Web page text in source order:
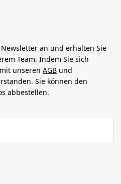
an und erhalten Sie
Team. Indem Sie sich
unseren AGB und
Sie können den
abbestellen.